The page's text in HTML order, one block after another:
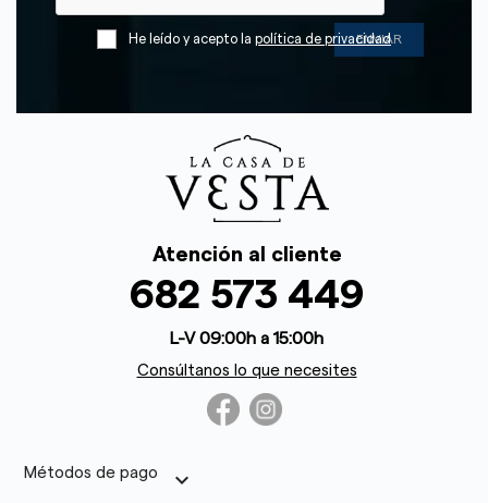
He leído y acepto la política de privacidad
Atención al cliente
682 573 449
L-V 09:00h a 15:00h
Consúltanos lo que necesites
Métodos de pago keyboard_arrow_down